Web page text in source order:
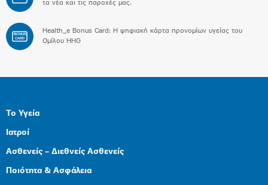
τα νέα και τις παροχές μας.
BONUS
CARD
Health_e Bonus Card: H ψηφιακή κάρτα προνομίων υγείας του
Ομίλου HHG
Το Υγεία
Ιατροί
Ασθενείς – Διεθνείς Ασθενείς
Ποιότητα & Ασφάλεια